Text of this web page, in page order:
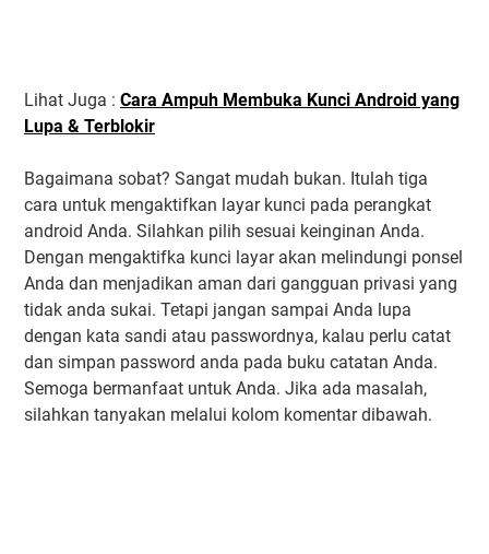
Lihat Juga : Cara Ampuh Membuka Kunci Android yang
Lupa & Terblokir
Bagaimana sobat? Sangat mudah bukan. Itulah tiga
cara untuk mengaktifkan layar kunci pada perangkat
android Anda. Silahkan pilih sesuai keinginan Anda.
Dengan mengaktifka kunci layar akan melindungi ponsel
Anda dan menjadikan aman dari gangguan privasi yang
tidak anda sukai. Tetapi jangan sampai Anda lupa
dengan kata sandi atau passwordnya, kalau perlu catat
dan simpan password anda pada buku catatan Anda.
Semoga bermanfaat untuk Anda. Jika ada masalah,
silahkan tanyakan melalui kolom komentar dibawah.